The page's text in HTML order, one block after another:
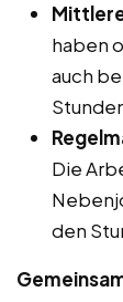
haben
auch
Die
den